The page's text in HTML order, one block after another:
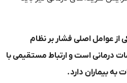
از عوامل اصلی فشار بر نظام
است و ارتباط مستقیمی با
به بیماران دارد.